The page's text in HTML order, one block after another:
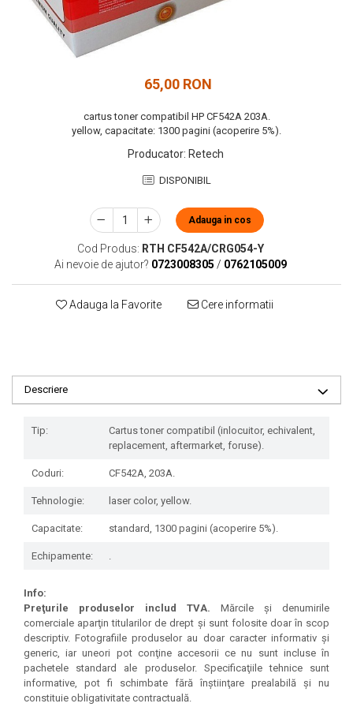
65,00 RON
cartus toner compatibil HP CF542A 203A.
yellow, capacitate: 1300 pagini (acoperire 5%).
Producator: Retech
DISPONIBIL
Adauga in cos
Cod Produs: RTH CF542A/CRG054-Y
Ai nevoie de ajutor? 0723008305 / 0762105009
Adauga la Favorite Cere informatii
Descriere
Tip:
Cartus toner compatibil (inlocuitor, echivalent,
replacement, aftermarket, foruse).
Coduri: CF542A, 203A.
Tehnologie: laser color, yellow.
Capacitate: standard, 1300 pagini (acoperire 5%).
Echipamente:
Info:
Preţurile produselor includ TVA. Mărcile şi denumirile
comerciale aparţin titularilor de drept şi sunt folosite doar în scop
descriptiv. Fotografiile produselor au doar caracter informativ şi
generic, iar uneori pot conţine accesorii ce nu sunt incluse în
pachetele standard ale produselor. Specificaţiile tehnice sunt
informative, pot fi schimbate fără înştiinţare prealabilă şi nu
constituie obligativitate contractuală.